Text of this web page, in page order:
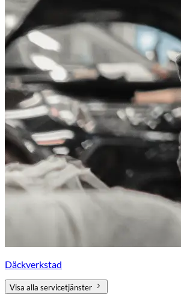
Däckverkstad
Visa alla servicetjänster